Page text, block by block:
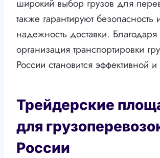
широкий выбор грузов для
также гарантируют безопасность
надежность доставки.
организация транспортировки
России становится эффективной
Трейдерские
для
России